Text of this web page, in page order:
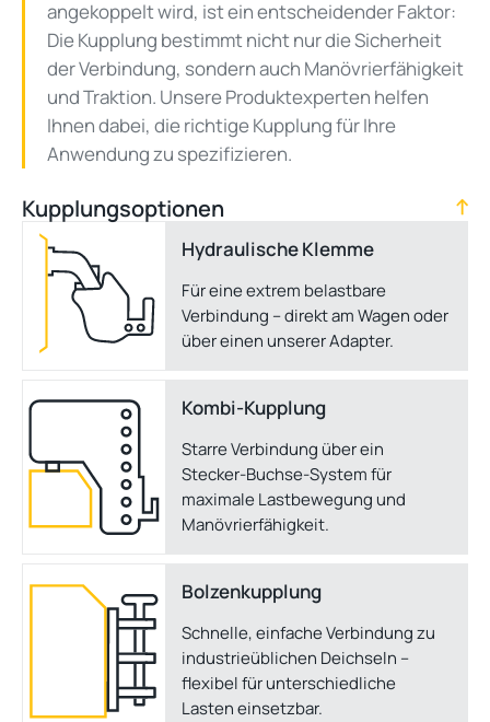
angekoppelt wird, ist ein entscheidender Faktor:
Die Kupplung bestimmt nicht nur die Sicherheit
der Verbindung, sondern auch Manövrierfähigkeit
und Traktion. Unsere Produktexperten helfen
Ihnen dabei, die richtige Kupplung für Ihre
Anwendung zu spezifizieren.
Kupplungsoptionen
Hydraulische Klemme
Für eine extrem belastbare
Verbindung – direkt am Wagen oder
über einen unserer Adapter.
Kombi-Kupplung
Starre Verbindung über ein
Stecker-Buchse-System für
maximale Lastbewegung und
Manövrierfähigkeit.
Bolzenkupplung
Schnelle, einfache Verbindung zu
industrieüblichen Deichseln –
flexibel für unterschiedliche
Lasten einsetzbar.